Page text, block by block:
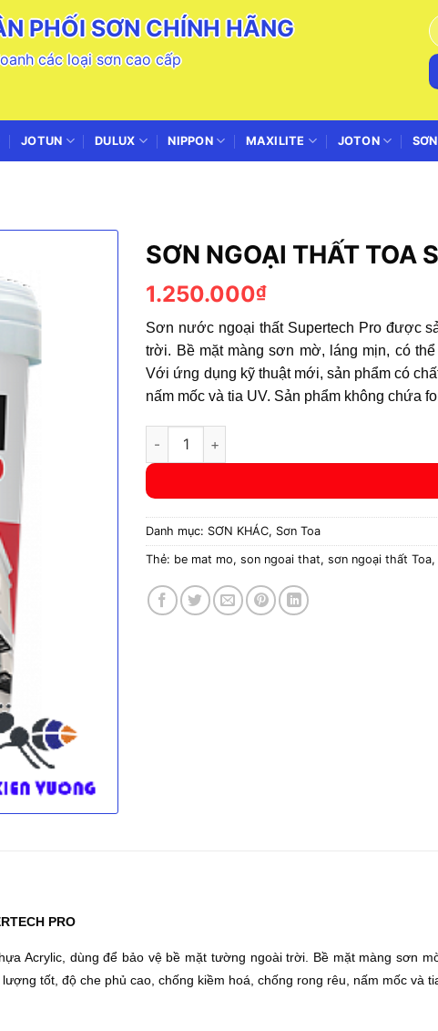
PHỐI SƠN CHÍNH HÃNG
các loại sơn cao cấp
JOTUN DULUX NIPPON MAXILITE JOTON
SƠN NGOẠI THẤT TOA
1.250.000₫
Sơn nước ngoại thất Supertech Pro được
trời. Bề mặt màng sơn mờ, láng mịn, có
Với ứng dụng kỹ thuật mới, sản phẩm có
nấm mốc và tia UV. Sản phẩm không chứa
SƠN NGOẠI THẤT TOA SUPERTECH PRO số
Danh mục: SƠN KHÁC, Sơn Toa
Thẻ: be mat mo,son ngoai that,sơn ngoại thất Toa
PRO
Acrylic, dùng để bảo vệ bề mặt tường ngoài trời. Bề mặt màng sơn
tốt, độ che phủ cao, chống kiềm hoá, chống rong rêu, nấm mốc và